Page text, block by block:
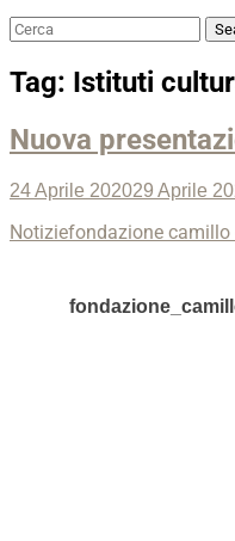
Search
Search
Tag: Istituti
Nuova
Posted
24 Aprile 202029 Aprile
Categories
NotizieTags
fondazione camillo